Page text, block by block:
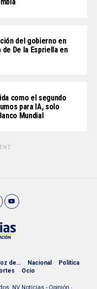
del gobierno en
De la Espriella en
como el segundo
para IA, solo
Mundial
de… Nacional
Política
Ocio